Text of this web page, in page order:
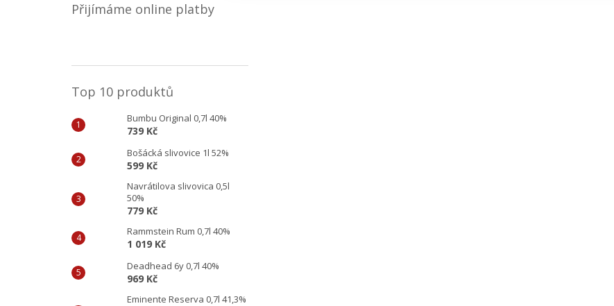
Přijímáme online platby
Top 10 produktů
Bumbu Original 0,7l 40%
739 Kč
Bošácká slivovice 1l 52%
599 Kč
Navrátilova slivovica 0,5l
50%
779 Kč
Rammstein Rum 0,7l 40%
1 019 Kč
Deadhead 6y 0,7l 40%
969 Kč
Eminente Reserva 0,7l 41,3%